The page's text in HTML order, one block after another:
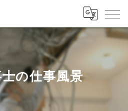
の仕事風景